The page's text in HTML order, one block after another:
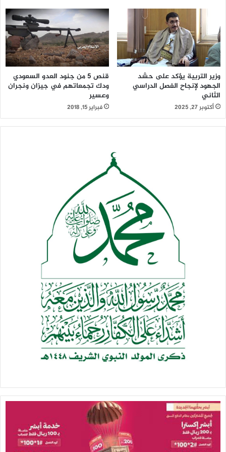
الغذائية والدوائية والمشتقات النفطية.
وحذرت منظمات حقوقية محلية ودولية من حلول كارثة إنسانية
بحق الشعب اليمني مع استمرار التعسفات وتضييق الخناق على
الملاحة البحرية لليمن منذ 26 مارس2015 بإشراف أمريكي وتواطئ
أممي.
وزير التربية يؤكد على حشد
الجهود لإنجاح الفصل الدراسي
الثاني
أكتوبر 27, 2025
قنص 5 من جنود العدو السعودي
ودك تجمعاتهم في جيزان ونجران
وعسير
فبراير 15, 2018